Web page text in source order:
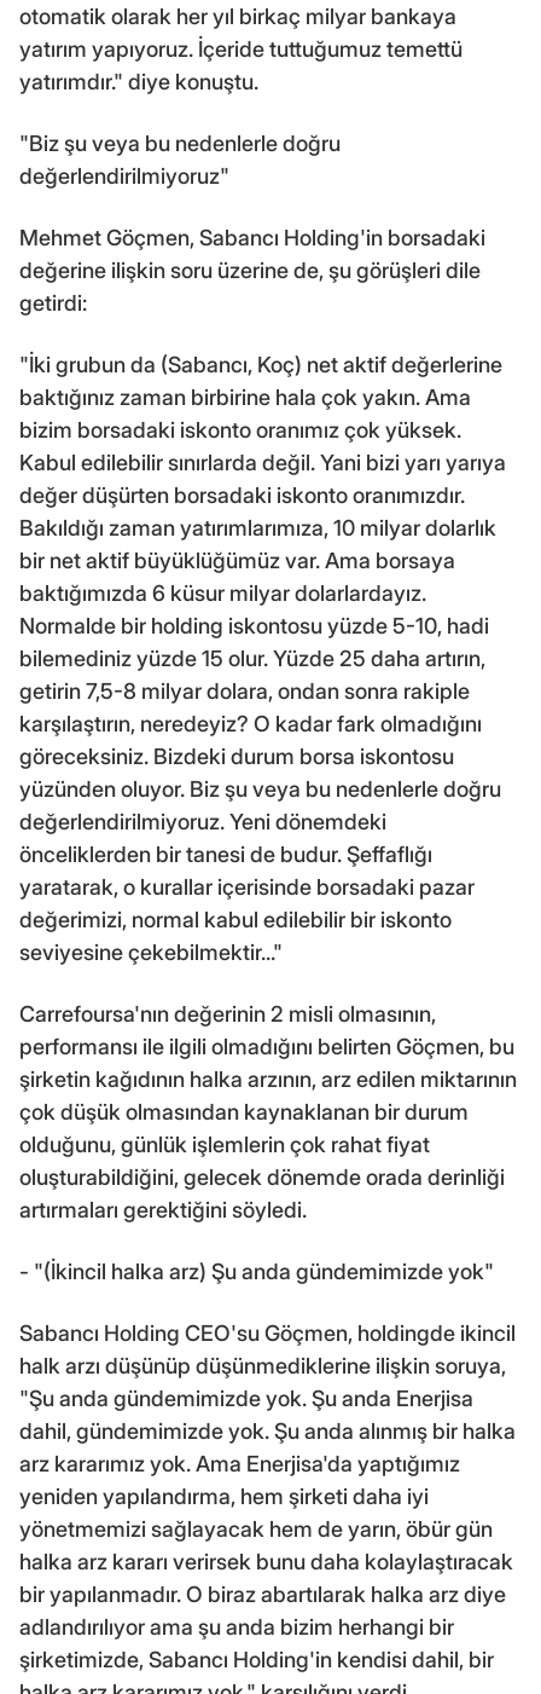
otomatik olarak her yıl birkaç milyar bankaya
yatırım yapıyoruz. İçeride tuttuğumuz temettü
yatırımdır." diye konuştu.
"Biz şu veya bu nedenlerle doğru
değerlendirilmiyoruz"
Mehmet Göçmen, Sabancı Holding'in borsadaki
değerine ilişkin soru üzerine de, şu görüşleri dile
getirdi:
"İki grubun da (Sabancı, Koç) net aktif değerlerine
baktığınız zaman birbirine hala çok yakın. Ama
bizim borsadaki iskonto oranımız çok yüksek.
Kabul edilebilir sınırlarda değil. Yani bizi yarı yarıya
değer düşürten borsadaki iskonto oranımızdır.
Bakıldığı zaman yatırımlarımıza, 10 milyar dolarlık
bir net aktif büyüklüğümüz var. Ama borsaya
baktığımızda 6 küsur milyar dolarlardayız.
Normalde bir holding iskontosu yüzde 5-10, hadi
bilemediniz yüzde 15 olur. Yüzde 25 daha artırın,
getirin 7,5-8 milyar dolara, ondan sonra rakiple
karşılaştırın, neredeyiz? O kadar fark olmadığını
göreceksiniz. Bizdeki durum borsa iskontosu
yüzünden oluyor. Biz şu veya bu nedenlerle doğru
değerlendirilmiyoruz. Yeni dönemdeki
önceliklerden bir tanesi de budur. Şeffaflığı
yaratarak, o kurallar içerisinde borsadaki pazar
değerimizi, normal kabul edilebilir bir iskonto
seviyesine çekebilmektir..."
Carrefoursa'nın değerinin 2 misli olmasının,
performansı ile ilgili olmadığını belirten Göçmen, bu
şirketin kağıdının halka arzının, arz edilen miktarının
çok düşük olmasından kaynaklanan bir durum
olduğunu, günlük işlemlerin çok rahat fiyat
oluşturabildiğini, gelecek dönemde orada derinliği
artırmaları gerektiğini söyledi.
- "(İkincil halka arz) Şu anda gündemimizde yok"
Sabancı Holding CEO'su Göçmen, holdingde ikincil
halk arzı düşünüp düşünmediklerine ilişkin soruya,
"Şu anda gündemimizde yok. Şu anda Enerjisa
dahil, gündemimizde yok. Şu anda alınmış bir halka
arz kararımız yok. Ama Enerjisa'da yaptığımız
yeniden yapılandırma, hem şirketi daha iyi
yönetmemizi sağlayacak hem de yarın, öbür gün
halka arz kararı verirsek bunu daha kolaylaştıracak
bir yapılanmadır. O biraz abartılarak halka arz diye
adlandırılıyor ama şu anda bizim herhangi bir
şirketimizde, Sabancı Holding'in kendisi dahil, bir